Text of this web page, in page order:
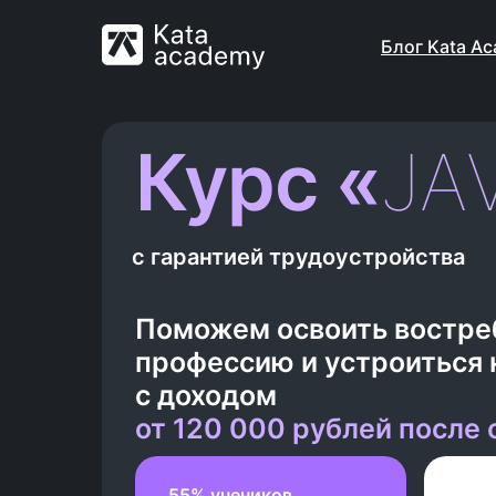
Блог Kata
Поможем освоить
профессию и устроиться
с доходом
от 120 000 рублей после
Курс «
с гарантией трудоустройства